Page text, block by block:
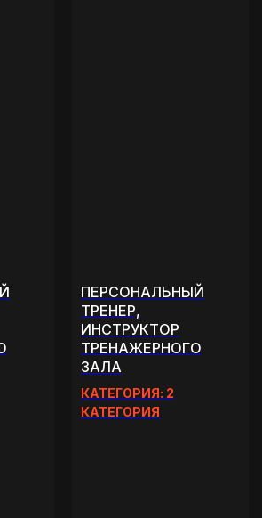
ПЕРСОНАЛЬНЫЙ
ТРЕНЕР,
ИНСТРУКТОР
ТРЕНАЖЕРНОГО
ЗАЛА
КАТЕГОРИЯ: 2
КАТЕГОРИЯ